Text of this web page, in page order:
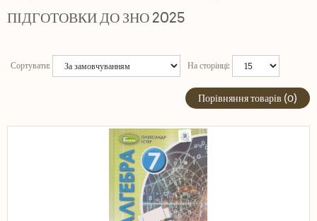
ПІДГОТОВКИ ДО ЗНО 2025
Сортувати: На сторінці:
Порівняння товарів (0)